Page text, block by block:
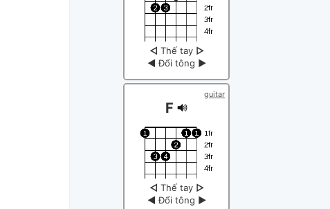
◁ Thế tay ▷
◀ Đổi tông ▶
guitar
F
◁ Thế tay ▷
◀ Đổi tông ▶